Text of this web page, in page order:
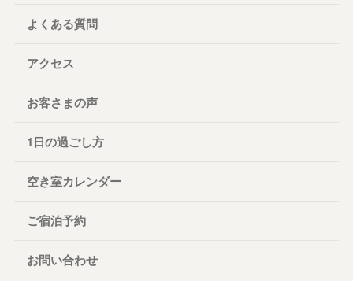
よくある質問
アクセス
お客さまの声
1日の過ごし方
空き室カレンダー
ご宿泊予約
お問い合わせ